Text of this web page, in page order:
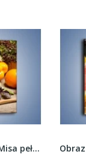
Obraz na płótnie – Misa pełna kolorowych papryk...